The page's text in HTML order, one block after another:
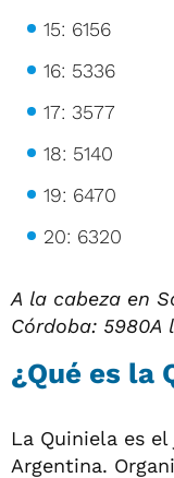
15: 6156
16: 5336
17: 3577
18: 5140
19: 6470
20: 6320
A la cabeza en
Córdoba: 5980A
¿Qué es la
La Quiniela es
Argentina.